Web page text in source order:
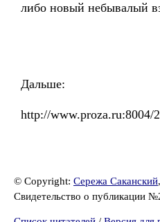
либо новый небывалый
Дальше:
http://www.proza.ru:8004/
© Copyright: Сережа Саканский
Свидетельство о публикации